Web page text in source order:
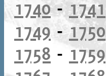
1740-1741
1749 -1750
1758 - 1759